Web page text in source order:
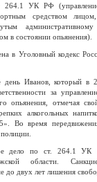
264.1 УК РФ
средством
в состоянии опьянения).
в Уголовный кодекс
Иванов, который в
за
опьянения, отмечая
алкогольных
Во время
дело по ст. 264.1 УК
области.
до двух лет лишения